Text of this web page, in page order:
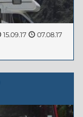
07.08.17
15.09.17